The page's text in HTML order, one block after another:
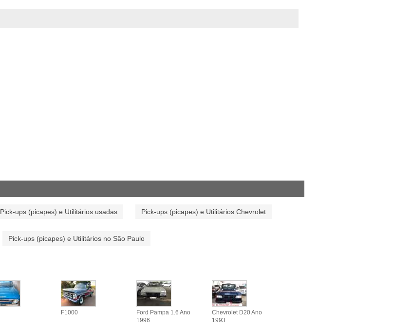
Pick-ups (picapes) e Utilitários usadas Pick-ups (picapes) e Utilitários Chevrolet
Pick-ups (picapes) e Utilitários no São Paulo
F1000
Ford Pampa 1.6 Ano
1996
Chevrolet D20 Ano
1993